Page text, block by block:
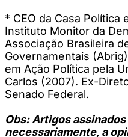
* CEO da Casa
Instituto Monitor da
Associação Brasileira
Governamentais
em Ação Política pela
Carlos (2007). Ex-
Senado Federal.
Obs: Artigos
necessariamente, a